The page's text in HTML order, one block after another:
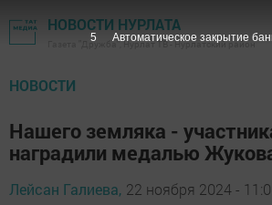
НОВОСТИ НУРЛАТА
Газета "Дружба", Нурлат ТВ - Нурлатский район
НОВОСТИ
Нашего земляка -
наградили медалью
Лейсан Галиева, 22 ноября 2024 -
4 Автоматическое закрытие